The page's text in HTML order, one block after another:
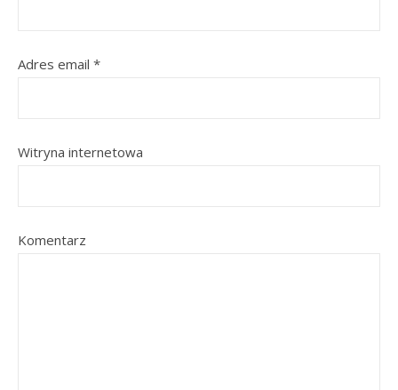
Adres email *
Witryna internetowa
Komentarz